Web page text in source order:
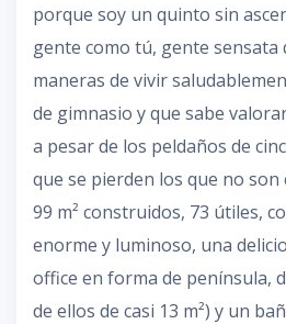
porque soy un quinto sin
gente como tú, gente sensata
maneras de vivir
de gimnasio y que sabe
a pesar de los peldaños de
que se pierden los que no son
99 m² construidos, 73 útiles,
enorme y luminoso, una
office en forma de península,
de ellos de casi 13 m²) y un